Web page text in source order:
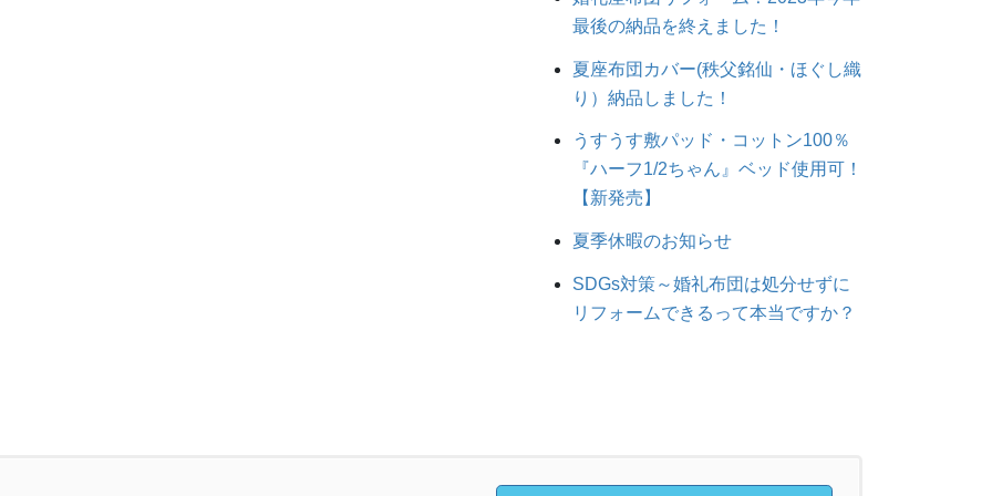
最後の納品を終えました！
夏座布団カバー(秩父銘仙・ほぐし織
り）納品しました！
うすうす敷パッド・コットン100％
『ハーフ1/2ちゃん』ベッド使用可！
【新発売】
夏季休暇のお知らせ
SDGs対策～婚礼布団は処分せずに
リフォームできるって本当ですか？